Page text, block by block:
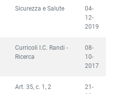
Sicurezza e Salute
04-
12-
2019
Curricoli I.C. Randi -
Ricerca
08-
10-
2017
Art. 35, c. 1, 2
21-